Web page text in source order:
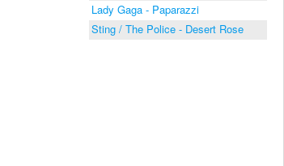
Lady Gaga - Paparazzi
Sting / The Police - Desert Rose